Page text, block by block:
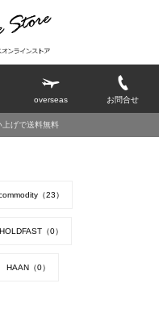
overseas お問合せ
げで送料無料
（23）
HOLDFAST（0）
HAAN（0）